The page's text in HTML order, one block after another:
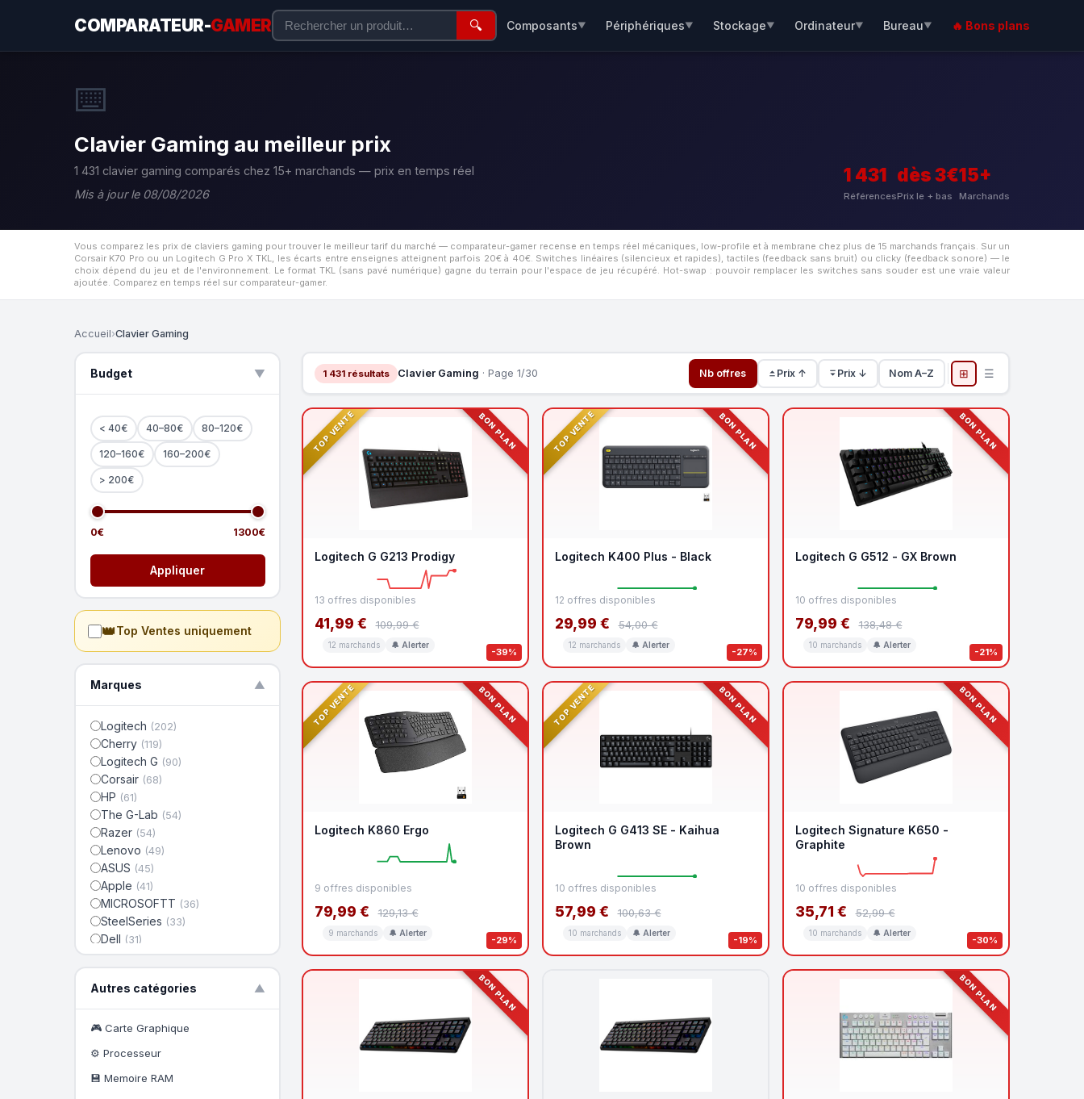
COMPARATEUR-GAMER 🔍 Composants▼ Périphériques▼ Stockage▼ Ordinateur▼ Bureau▼ 🔥 Bons plans
⌨️
Clavier Gaming au meilleur prix
1 431 clavier gaming comparés chez 15+ marchands — prix en temps réel
Mis à jour le 08/08/2026
1 431
Références
dès 3€
Prix le + bas
15+
Marchands
Vous comparez les prix de claviers gaming pour trouver le meilleur tarif du marché — comparateur-gamer recense en temps réel mécaniques, low-profile et à membrane chez plus de 15 marchands français. Sur un
Corsair K70 Pro ou un Logitech G Pro X TKL, les écarts entre enseignes atteignent parfois 20€ à 40€. Switches linéaires (silencieux et rapides), tactiles (feedback sans bruit) ou clicky (feedback sonore) — le
choix dépend du jeu et de l'environnement. Le format TKL (sans pavé numérique) gagne du terrain pour l'espace de jeu récupéré. Hot-swap : pouvoir remplacer les switches sans souder est une vraie valeur
ajoutée. Comparez en temps réel sur comparateur-gamer.
Accueil›Clavier Gaming
Budget ▲
< 40€ 40–80€ 80–120€
120–160€ 160–200€
> 200€
0€ 1300€
Appliquer
👑Top Ventes uniquement
Marques ▼
Logitech (202)
Cherry (119)
Logitech G (90)
Corsair (68)
HP (61)
The G-Lab (54)
Razer (54)
Lenovo (49)
ASUS (45)
Apple (41)
MICROSOFTT (36)
SteelSeries (33)
Dell (31)
Hyperx(31)
DUCKY CHANNEL
Microsoft(23)
Designed by GG
Autres catégories ▼
🎮 Carte Graphique
⚙️ Processeur
💾 Memoire RAM
1 431 résultats Clavier Gaming · Page 1/30 Nb offres Prix ↑ Prix ↓ Nom A–Z ⊞ ☰
TOP VENTE BON PLAN
-39%
Logitech G G213 Prodigy
13 offres disponibles
41,99 € 109,99 €
12 marchands 🔔 Alerter
TOP VENTE BON PLAN
-27%
Logitech K400 Plus - Black
12 offres disponibles
29,99 € 54,00 €
12 marchands 🔔 Alerter
BON PLAN
-21%
Logitech G G512 - GX Brown
10 offres disponibles
79,99 € 138,48 €
10 marchands 🔔 Alerter
TOP VENTE BON PLAN
-29%
Logitech K860 Ergo
9 offres disponibles
79,99 € 129,13 €
9 marchands 🔔 Alerter
TOP VENTE BON PLAN
-19%
Logitech G G413 SE - Kaihua
Brown
10 offres disponibles
57,99 € 100,63 €
10 marchands 🔔 Alerter
BON PLAN
-30%
Logitech Signature K650 -
Graphite
10 offres disponibles
35,71 € 52,99 €
10 marchands 🔔 Alerter
BON PLAN BON PLAN